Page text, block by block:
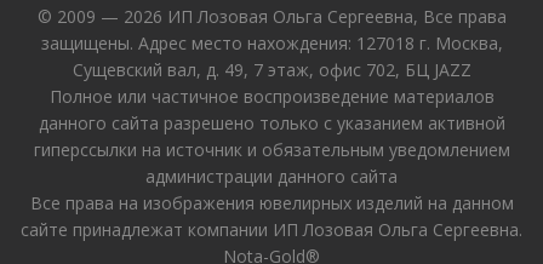
© 2009 — 2026 ИП Лозовая Ольга Сергеевна, Все права
защищены. Адрес место нахождения: 127018 г. Москва,
Сущевский вал, д. 49, 7 этаж, офис 702, БЦ JAZZ
Полное или частичное воспроизведение материалов
данного сайта разрешено только с указанием активной
гиперссылки на источник и обязательным уведомлением
администрации данного сайта
Все права на изображения ювелирных изделий на данном
сайте принадлежат компании ИП Лозовая Ольга Сергеевна.
Nota-Gold®